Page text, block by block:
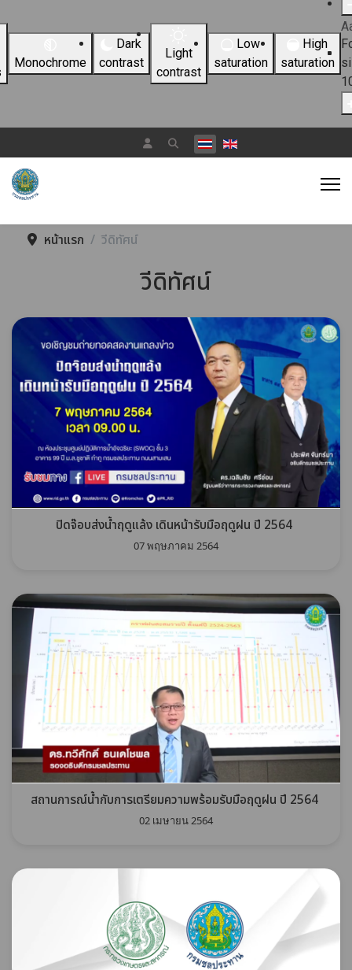
Monochrome
Dark
contrast
Light
contrast
Low
saturation
High
saturation
เลือกภาษาของคุณ
หน้าแรก วีดิทัศน์
วีดิทัศน์
ปิดจ๊อบส่งน้ำฤดูแล้ง เดินหน้ารับมือฤดูฝน ปี 2564
07 พฤษภาคม 2564
สถานการณ์น้ำกับการเตรียมความพร้อมรับมือฤดูฝน ปี 2564
02 เมษายน 2564